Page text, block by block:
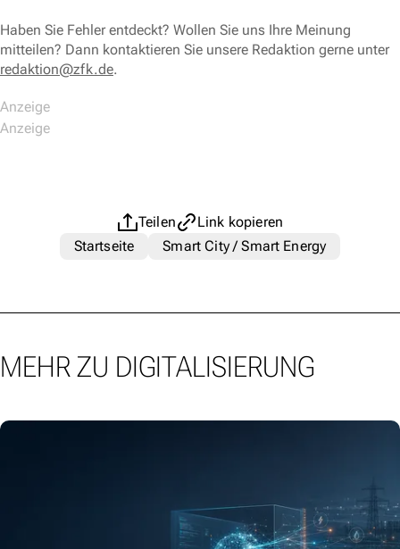
Haben Sie Fehler entdeckt? Wollen Sie uns Ihre Meinung
mitteilen? Dann kontaktieren Sie unsere Redaktion gerne unter
redaktion@zfk.de.
Teilen
Link kopieren
Startseite
Smart City / Smart Energy
MEHR ZU DIGITALISIERUNG